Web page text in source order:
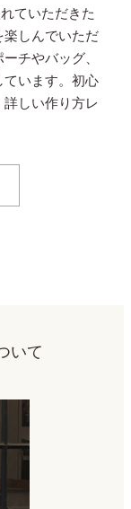
ていただきた
楽しんでいただ
チやバッグ、
ています。初心
詳しい作り方レ
いて